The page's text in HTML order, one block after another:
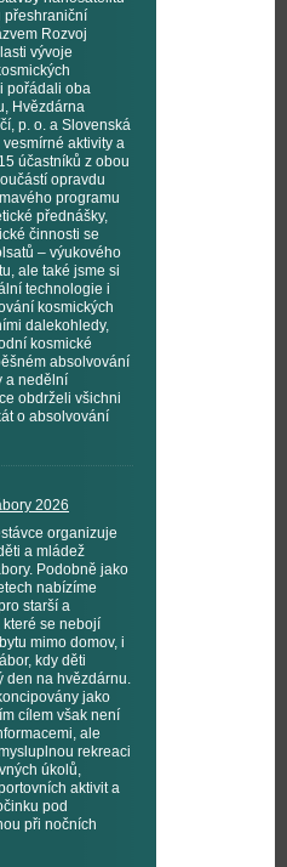
přeshraniční
Rozvoj
vývoje
pořádali oba
Hvězdárna
p. o. a Slovenská
aktivity a
účastníků z obou
opravdu
programu
přednášky,
činnosti se
– výukového
ale také jsme si
technologie i
kosmických
dalekohledy,
kosmické
absolvování
a nedělní
obdrželi všichni
o absolvování
2026
organizuje
a mládež
Podobně jako
nabízíme
starší a
se nebojí
mimo domov, i
kdy děti
den na hvězdárnu.
jako
cílem však není
ale
rekreaci
úkolů,
aktivit a
pod
při nočních